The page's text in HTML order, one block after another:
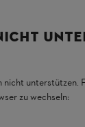
profesională și
tăia eficient și
și cu ușurință
a verigii
redusă, astfel
Rapid Super de
dinților tip
nicht
zu wechseln: